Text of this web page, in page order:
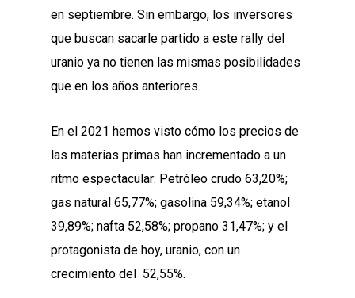
en septiembre. Sin embargo, los inversores
que buscan sacarle partido a este rally del
uranio ya no tienen las mismas posibilidades
que en los años anteriores.
En el 2021 hemos visto cómo los precios de
las materias primas han incrementado a un
ritmo espectacular: Petróleo crudo 63,20%;
gas natural 65,77%; gasolina 59,34%; etanol
39,89%; nafta 52,58%; propano 31,47%; y el
protagonista de hoy, uranio, con un
crecimiento del 52,55%.